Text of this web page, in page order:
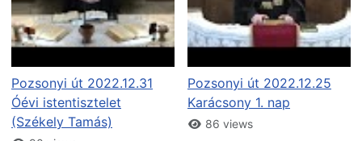
Pozsonyi út 2022.12.31
Óévi istentisztelet
(Székely Tamás)
Pozsonyi út 2022.12.25
Karácsony 1. nap
86 views